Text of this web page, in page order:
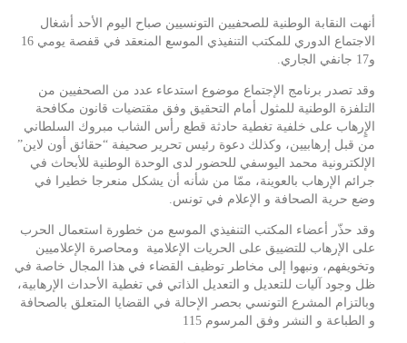
أنهت النقابة الوطنية للصحفيين التونسيين صباح اليوم الأحد أشغال
الاجتماع الدوري للمكتب التنفيذي الموسع المنعقد في قفصة يومي 16
و17 جانفي الجاري.
وقد تصدر برنامج الإجتماع موضوع استدعاء عدد من الصحفيين من
التلفزة الوطنية للمثول أمام التحقيق وفق مقتضيات قانون مكافحة
الإٍرهاب على خلفية تغطية حادثة قطع رأس الشاب مبروك السلطاني
من قبل إرهابيين، وكذلك دعوة رئيس تحرير صحيفة “حقائق أون لاين”
الإلكترونية محمد اليوسفي للحضور لدى الوحدة الوطنية للأبحاث في
جرائم الإرهاب بالعوينة، ممّا من شأنه أن يشكل منعرجا خطيرا في
وضع حرية الصحافة و الإعلام في تونس.
وقد حذّر أعضاء المكتب التنفيذي الموسع من خطورة استعمال الحرب
على الإرهاب للتضييق على الحريات الإعلامية ومحاصرة الإعلاميين
وتخويفهم، ونبهوا إلى مخاطر توظيف القضاء في هذا المجال خاصة في
ظل وجود آليات للتعديل و التعديل الذاتي في تغطية الأحداث الإرهابية،
وبالتزام المشرع التونسي بحصر الإحالة في القضايا المتعلق بالصحافة
و الطباعة و النشر وفق المرسوم 115